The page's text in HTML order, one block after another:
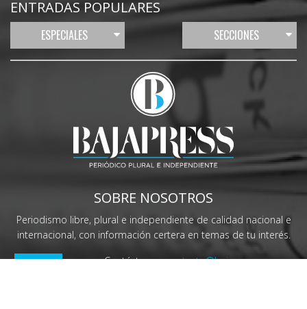
ENTRADAS POPULARES
ESPECIALES SECCIONES
SOBRE NOSOTROS
Periodismo libre, plural e independiente de calidad nacional e
internacional, con información certera en temas de tu interés.
Contáctanos:contacto@bajapress.com